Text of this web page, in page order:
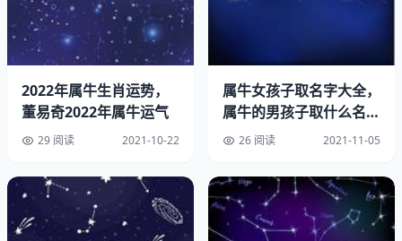
总的来说，地势八字是中华传统命理学非常重要的一个分
物理环境中解析出个人的命运和性格，也是一个文化遗产，
具有极高的历史和文化价值。在现代中，地势八字仍然被广
2022年属牛生肖运势，
董易奇2022年属牛运气
29 阅读 2021-10-22
属牛女孩子取名字大全，
属牛的男孩子取什么名字
好 26 阅读 2021-11-05